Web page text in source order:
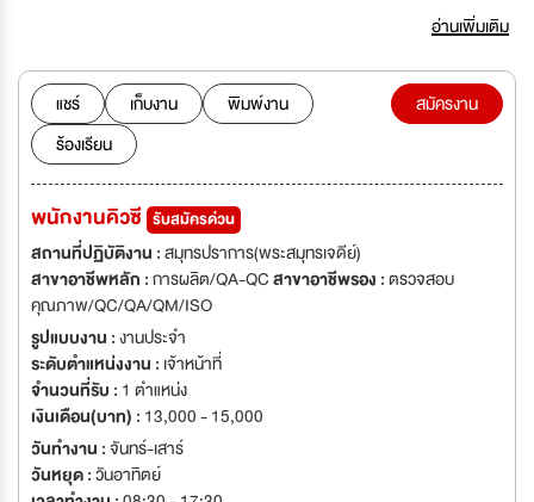
มีลูกค้าจากทั่วประเทศได้ให้ความไว้ว่างใจและใช้บริการจากเราทั้งภาครัฐและ
เอกชน เรามีสินค้าในกลุ่มโลหะที่จะบริการให้ท่านมากมาย พร้อมบริการขนส่ง ทั้ง
รถกระบะ รถหกล้อ รถสิบล้อ และรถพ่วง โดยมีทีมงานที่มีประสบการณ์ในการส่ง
มายาวนานอย่างมีประสิทธิภาพด้วยราคา และบริการเป็นที่น่าพึงพอใจ
อ่านเพิ่มเติม
แชร์ เก็บงาน
พิมพ์งาน
ร้องเรียน
สมัครงาน
พนักงานคิวซี รับสมัครด่วน
สถานที่ปฏิบัติงาน :สมุทรปราการ(พระสมุทรเจดีย์)
สาขาอาชีพหลัก :การผลิต/QA-QCสาขาอาชีพรอง :ตรวจสอบ
คุณภาพ/QC/QA/QM/ISO
รูปแบบงาน :งานประจำ
ระดับตำแหน่งงาน : เจ้าหน้าที่
จำนวนที่รับ : 1 ตำแหน่ง
เงินเดือน(บาท) : 13,000 - 15,000
วันทำงาน :จันทร์-เสาร์
วันหยุด :วันอาทิตย์